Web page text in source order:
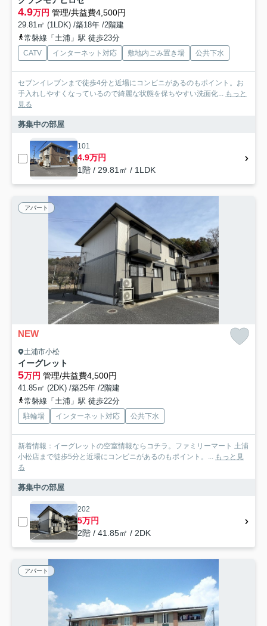
4.9万円 管理/共益費4,500円
29.81㎡ (1LDK) /築18年 /2階建
常磐線「土浦」駅 徒歩23分
CATV インターネット対応 敷地内ごみ置き場 公共下水
セブンイレブンまで徒歩4分と近場にコンビニがあるのもポイント。お
手入れしやすくなっているので綺麗な状態を保ちやすい洗面化... もっと
見る
募集中の部屋
101
4.9万円
1階 / 29.81㎡ / 1LDK
アパート
NEW
土浦市小松
イーグレット
5万円 管理/共益費4,500円
41.85㎡ (2DK) /築25年 /2階建
常磐線「土浦」駅 徒歩22分
駐輪場 インターネット対応 公共下水
新着情報：イーグレットの空室情報ならコチラ。ファミリーマート 土浦
小松店まで徒歩5分と近場にコンビニがあるのもポイント。... もっと見
る
募集中の部屋
202
5万円
2階 / 41.85㎡ / 2DK
アパート